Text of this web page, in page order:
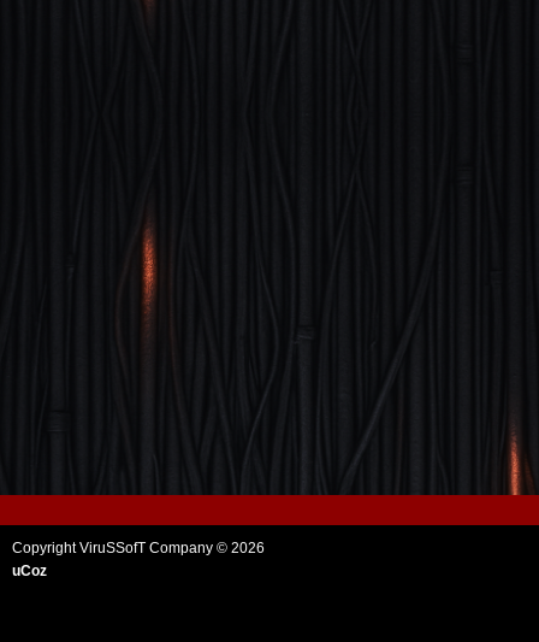
Copyright ViruSSofT Company © 2026
uCoz